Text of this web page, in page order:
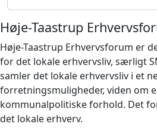
Høje-Taastrup
Høje-Taastrup Erhvervsforum er
for det lokale erhvervsliv, særligt
samler det lokale erhvervsliv i et
forretningsmuligheder, viden om
kommunalpolitiske forhold. Det
det lokale erhverv.